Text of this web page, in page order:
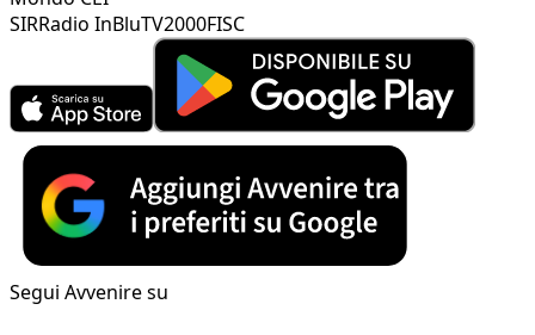
SIRRadio InBluTV2000FISC
Segui Avvenire su